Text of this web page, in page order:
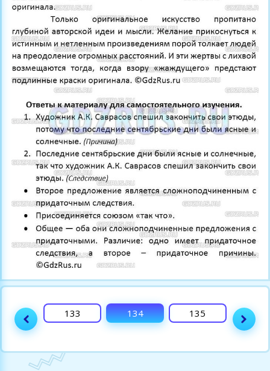
132 133 134 135 136